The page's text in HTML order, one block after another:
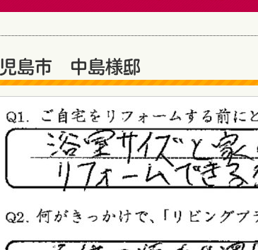
島市 中島様邸